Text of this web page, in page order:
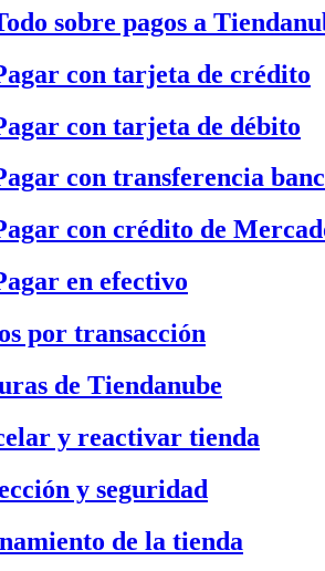
sobre pagos a
con tarjeta de crédito
con tarjeta de débito
con transferencia
con crédito de
en efectivo
por transacción
de Tiendanube
y reactivar tienda
y seguridad
de la tienda